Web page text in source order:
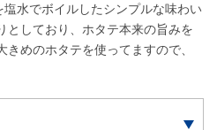
水でボイルしたシンプルな味わい
としており、ホタテ本来の旨みを
めのホタテを使ってますので、